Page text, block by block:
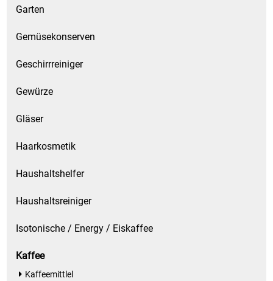
Garten
Gemüsekonserven
Geschirrreiniger
Gewürze
Gläser
Haarkosmetik
Haushaltshelfer
Haushaltsreiniger
Isotonische / Energy / Eiskaffee
Kaffee
Kaffeemittlel